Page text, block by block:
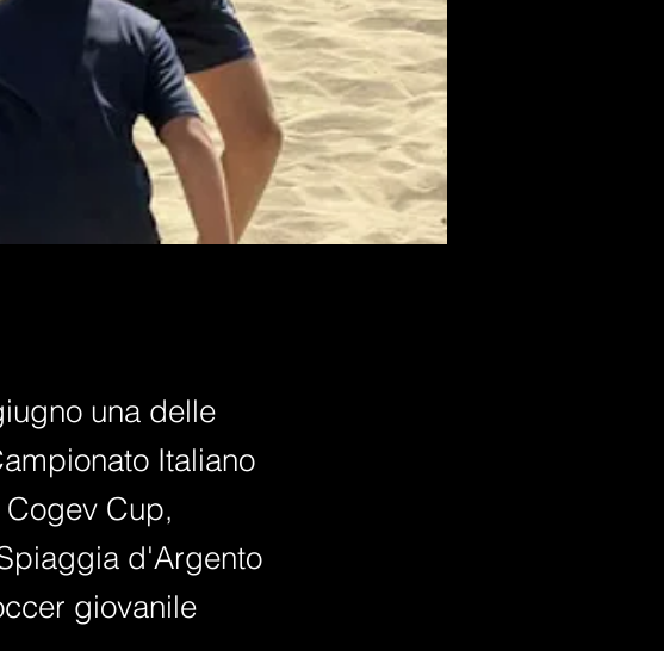
una delle
Italiano
Cup,
d'Argento
giovanile